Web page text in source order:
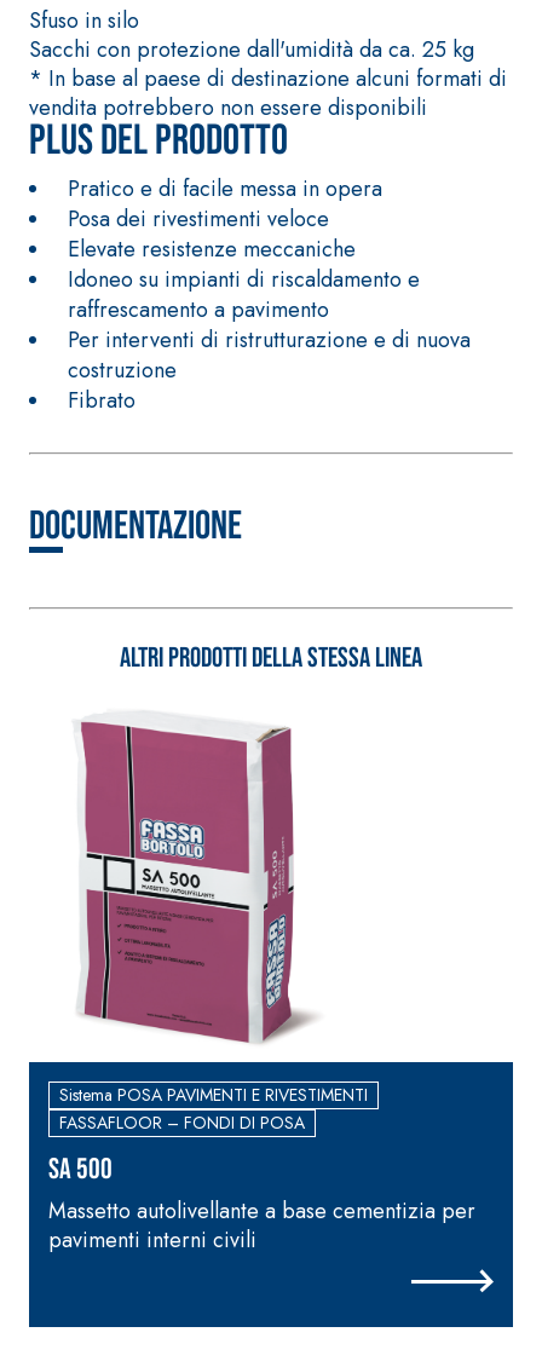
Sfuso in silo
Sacchi con protezione dall'umidità da ca. 25 kg
* In base al paese di destinazione alcuni formati di
vendita potrebbero non essere disponibili
Plus del prodotto
Pratico e di facile messa in opera
Posa dei rivestimenti veloce
Elevate resistenze meccaniche
Idoneo su impianti di riscaldamento e
raffrescamento a pavimento
Per interventi di ristrutturazione e di nuova
costruzione
Fibrato
Documentazione
Altri prodotti della stessa linea
Sistema POSA PAVIMENTI E RIVESTIMENTI
FASSAFLOOR – FONDI DI POSA
SA 500
Massetto autolivellante a base cementizia per
pavimenti interni civili
Sistema ISOLAMENTO
TERMICO FASSATHERM
COLLANTI E RASANTI
A 96 RESPHIRA
Collante-rasante
alleggerito, fibrato, con
calce idraulica naturale
NHL 3,5 e speciali inerti
alleggeriti